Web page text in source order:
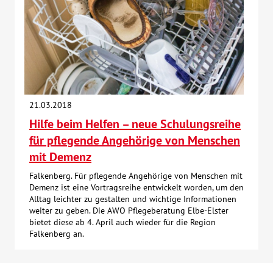
21.03.2018
Hilfe beim Helfen – neue Schulungsreihe
für pflegende Angehörige von Menschen
mit Demenz
Falkenberg. Für pflegende Angehörige von Menschen mit
Demenz ist eine Vortragsreihe entwickelt worden, um den
Alltag leichter zu gestalten und wichtige Informationen
weiter zu geben. Die AWO Pflegeberatung Elbe-Elster
bietet diese ab 4. April auch wieder für die Region
Falkenberg an.